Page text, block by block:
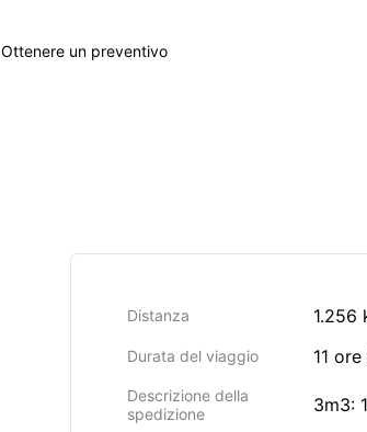
Ottenere un preventivo
Distanza 1.256
Durata del viaggio 11
Descrizione della
spedizione
3m3: